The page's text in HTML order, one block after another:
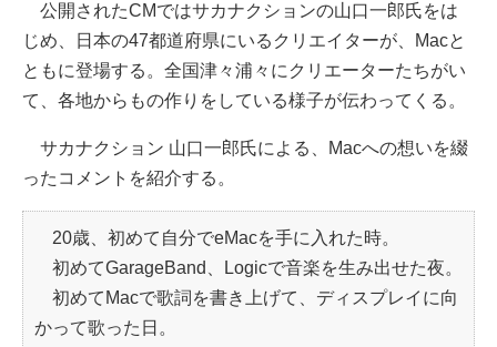
公開されたCMではサカナクションの山口一郎氏をは
じめ、日本の47都道府県にいるクリエイターが、Macと
ともに登場する。全国津々浦々にクリエーターたちがい
て、各地からもの作りをしている様子が伝わってくる。
サカナクション 山口一郎氏による、Macへの想いを綴
ったコメントを紹介する。
20歳、初めて自分でeMacを手に入れた時。
初めてGarageBand、Logicで音楽を生み出せた夜。
初めてMacで歌詞を書き上げて、ディスプレイに向
かって歌った日。